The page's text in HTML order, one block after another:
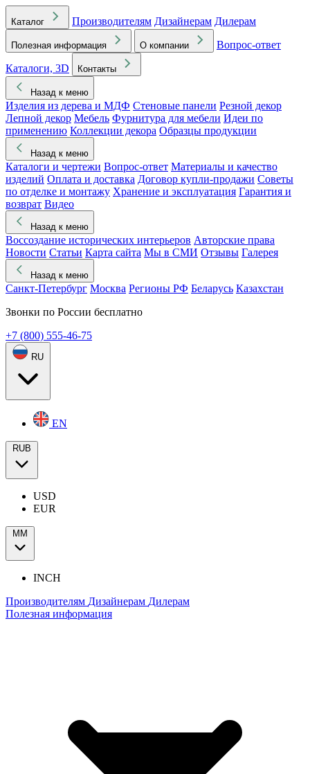
Каталог Производителям Дизайнерам Дилерам
Полезная информация О компании
Вопрос-ответ
Каталоги, 3D
Контакты
Назад к меню
Изделия из дерева и МДФ Стеновые панели Резной декор
Лепной декор Мебель Фурнитура для мебели Идеи по
применению Коллекции декора Образцы продукции
Назад к меню
Каталоги и чертежи Вопрос-ответ Материалы и качество
изделий Оплата и доставка Договор купли-продажи Советы
по отделке и монтажу Хранение и эксплуатация Гарантия и
возврат Видео
Назад к меню
Воссоздание исторических интерьеров Авторские права
Новости Статьи Карта сайта Мы в СМИ Отзывы Галерея
Назад к меню
Санкт-Петербург Москва Регионы РФ Беларусь Казахстан
Звонки по России бесплатно
+7 (800) 555-46-75
RU
EN
RUB
USD
EUR
ММ
INCH
Производителям Дизайнерам Дилерам
Полезная информация